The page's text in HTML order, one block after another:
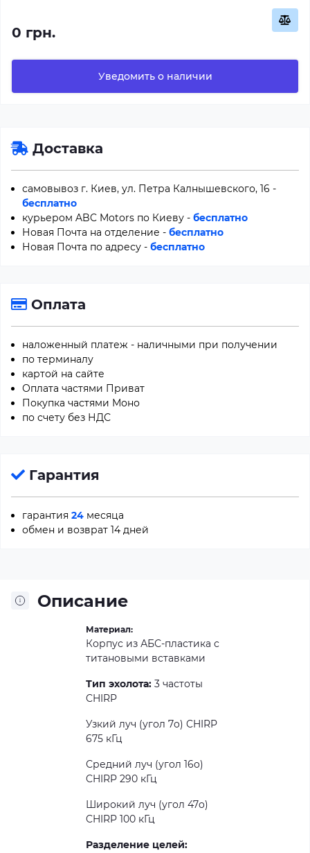
0 грн.
Уведомить о наличии
Доставка
самовывоз г. Киев, ул. Петра Калнышевского, 16 -
бесплатно
курьером ABC Motors по Киеву - бесплатно
Новая Почта на отделение - бесплатно
Новая Почта по адресу - бесплатно
Оплата
наложенный платеж - наличными при получении
по терминалу
картой на сайте
Оплата частями Приват
Покупка частями Моно
по счету без НДС
Гарантия
гарантия 24 месяца
обмен и возврат 14 дней
Описание
Материал:
Корпус из АБС-пластика с
титановыми вставками
Тип эхолота: 3 частоты
CHIRP
Узкий луч (угол 7o) CHIRP
675 кГц
Средний луч (угол 16o)
CHIRP 290 кГц
Широкий луч (угол 47o)
CHIRP 100 кГц
Разделение целей: